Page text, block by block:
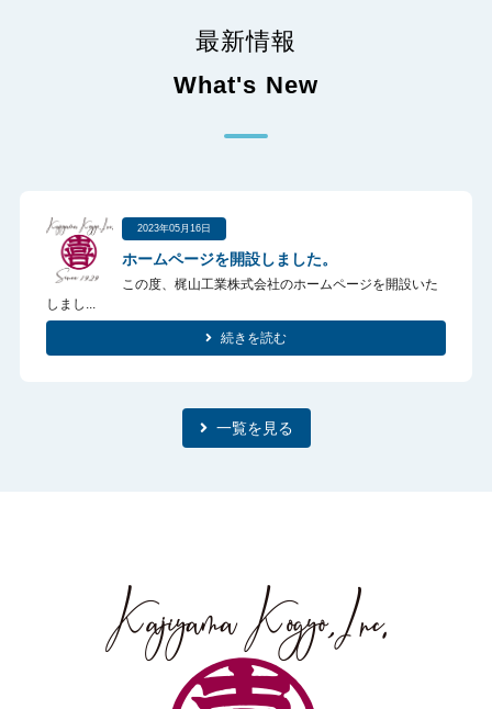
最新情報
What's New
2023年05月16日
ホームページを開設しました。
この度、梶山工業株式会社のホームページを開設いた
しまし...
続きを読む
一覧を見る